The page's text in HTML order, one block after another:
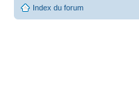
Index du forum